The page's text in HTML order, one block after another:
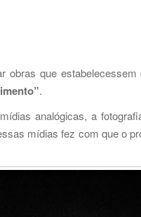
obras que
.
analógicas, a
mídias fez com que o